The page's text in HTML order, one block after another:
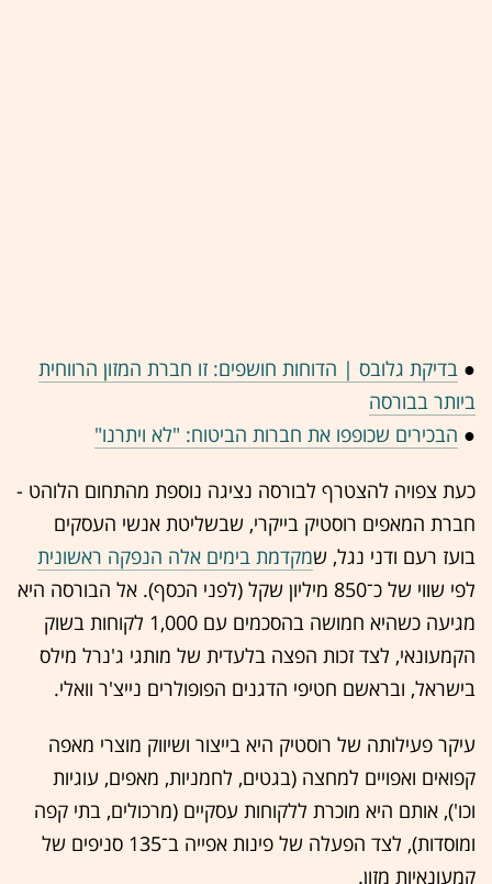
● בדיקת גלובס | הדוחות חושפים: זו חברת המזון הרווחית
ביותר בבורסה
● הבכירים שכופפו את חברות הביטוח: "לא ויתרנו"
כעת צפויה להצטרף לבורסה נציגה נוספת מהתחום הלוהט -
חברת המאפים רוסטיק בייקרי, שבשליטת אנשי העסקים
בועז רעם ודני נגל, שמקדמת בימים אלה הנפקה ראשונית
לפי שווי של כ־850 מיליון שקל (לפני הכסף). אל הבורסה היא
מגיעה כשהיא חמושה בהסכמים עם 1,000 לקוחות בשוק
הקמעונאי, לצד זכות הפצה בלעדית של מותגי ג'נרל מילס
בישראל, ובראשם חטיפי הדגנים הפופולרים נייצ'ר וואלי.
עיקר פעילותה של רוסטיק היא בייצור ושיווק מוצרי מאפה
קפואים ואפויים למחצה (בגטים, לחמניות, מאפים, עוגיות
וכו'), אותם היא מוכרת ללקוחות עסקיים (מרכולים, בתי קפה
ומוסדות), לצד הפעלה של פינות אפייה ב־135 סניפים של
קמעונאיות מזון.